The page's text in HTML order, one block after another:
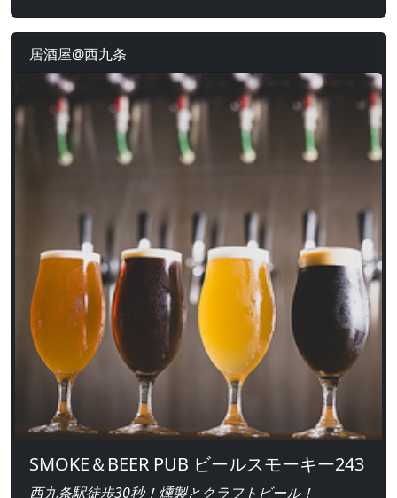
居酒屋@西九条
SMOKE＆BEER PUB ビールスモーキー243
西九条駅徒歩30秒！燻製とクラフトビール！